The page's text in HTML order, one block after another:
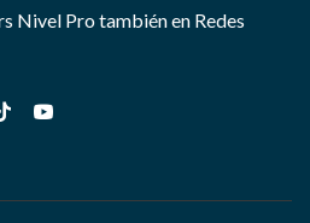
Nivel Pro también en Redes
Tik- Youtube